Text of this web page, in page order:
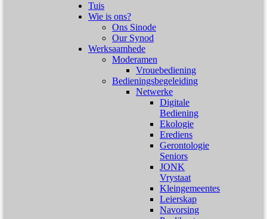
Tuis
Wie is ons?
Ons Sinode
Our Synod
Werksaamhede
Moderamen
Vrouebediening
Bedieningsbegeleiding
Netwerke
Digitale
Bediening
Ekologie
Erediens
Gerontologie
Seniors
JONK
Vrystaat
Kleingemeentes
Leierskap
Navorsing